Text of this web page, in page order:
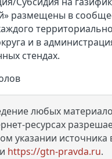
размещены в
и в
стендах.
любых
ресурсах
указании
https://gtn-pravda.ru.